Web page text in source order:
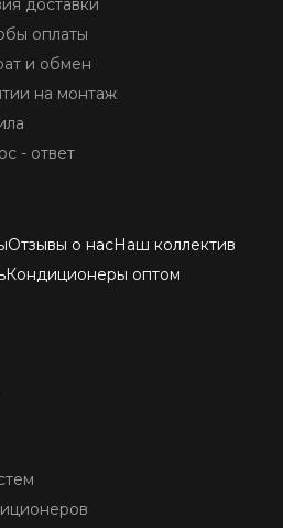
доставки
оплаты
и обмен
на монтаж
- ответ
Отзывы о насНаш коллектив
Кондиционеры оптом